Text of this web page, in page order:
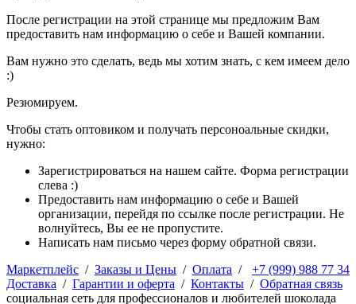
После регистрации на этой странице мы предложим Вам
предоставить нам информацию о себе и Вашей компании.
Вам нужно это сделать, ведь мы хотим знать, с кем имеем дело
:)
Резюмируем.
Чтобы стать оптовиком и получать персоноальные скидки,
нужно:
Зарегистрироваться на нашем сайте. Форма регистрации
слева :)
Предоставить нам информацию о себе и Вашей
организации, перейдя по ссылке после регистрации. Не
волнуйтесь, Вы ее не пропустите.
Написать нам письмо через форму обратной связи.
+7 (999) 988 77 34
Маркетплейс / Заказы и Цены / Оплата /
Доставка / Гарантии и оферта / Контакты / Обратная связь
социальная сеть для профессионалов и любителей шоколада